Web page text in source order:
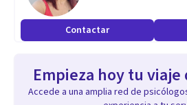
Contactar
Empieza hoy tu
Accede a una amplia red de